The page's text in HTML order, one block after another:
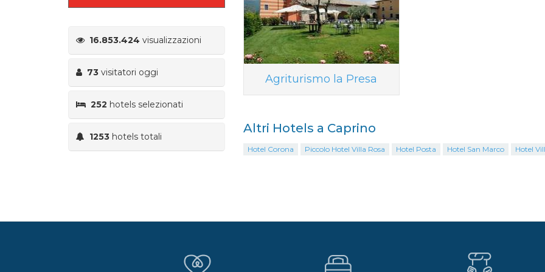
16.853.424 visualizzazioni
73 visitatori oggi
252 hotels selezionati
1253 hotels totali
Agriturismo la Presa
Altri Hotels a Caprino
Hotel Corona Piccolo Hotel Villa Rosa Hotel Posta Hotel San Marco Hotel